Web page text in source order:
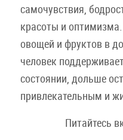
самочувствия,
красоты и
овощей и фруктов в
человек
состоянии, дольше
привлекательным и
Питайтесь